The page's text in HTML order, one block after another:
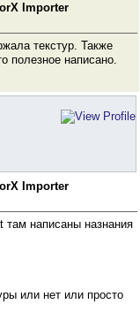
Importer
текстур. Также
полезное написано.
Importer
написаны назнания
или нет или просто